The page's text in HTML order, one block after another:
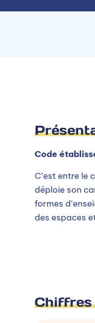
Code
C’est entre le
déploie son
formes
des espaces
Chiffres